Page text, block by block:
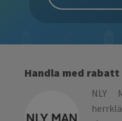
Handla med rabatt
NLY